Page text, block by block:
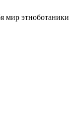
мир этноботаники